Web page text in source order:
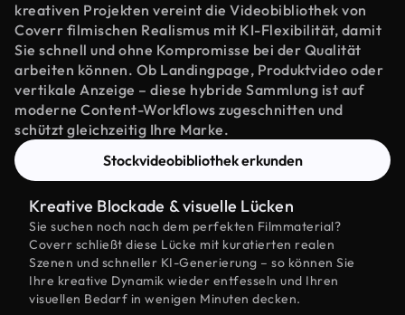
kreativen Projekten vereint die Videobibliothek von
Coverr filmischen Realismus mit KI-Flexibilität, damit
Sie schnell und ohne Kompromisse bei der Qualität
arbeiten können. Ob Landingpage, Produktvideo oder
vertikale Anzeige – diese hybride Sammlung ist auf
moderne Content-Workflows zugeschnitten und
schützt gleichzeitig Ihre Marke.
Stockvideobibliothek erkunden
Kreative Blockade & visuelle Lücken
Sie suchen noch nach dem perfekten Filmmaterial?
Coverr schließt diese Lücke mit kuratierten realen
Szenen und schneller KI-Generierung – so können Sie
Ihre kreative Dynamik wieder entfesseln und Ihren
visuellen Bedarf in wenigen Minuten decken.